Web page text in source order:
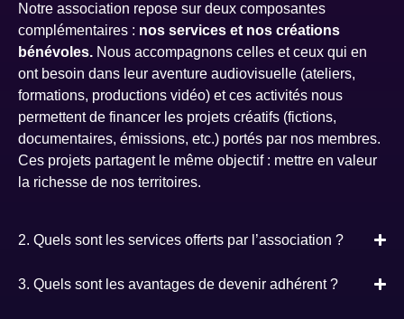
Notre association repose sur deux composantes
complémentaires : nos services et nos créations
bénévoles. Nous accompagnons celles et ceux qui en
ont besoin dans leur aventure audiovisuelle (ateliers,
formations, productions vidéo) et ces activités nous
permettent de financer les projets créatifs (fictions,
documentaires, émissions, etc.) portés par nos membres.
Ces projets partagent le même objectif : mettre en valeur
la richesse de nos territoires.
2. Quels sont les services offerts par l’association ?
3. Quels sont les avantages de devenir adhérent ?